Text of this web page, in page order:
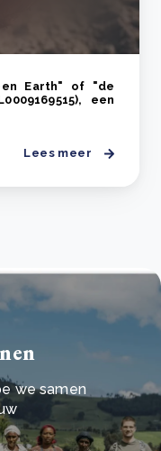
Earth" of "de
een
Lees meer
we samen